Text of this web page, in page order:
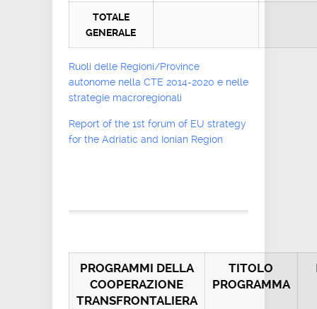
TOTALE
GENERALE
Ruoli delle Regioni/Province
autonome nella CTE 2014-2020 e nelle
strategie macroregionali
Report of the 1st forum of EU strategy
for the Adriatic and Ionian Region
PROGRAMMI DELLA
COOPERAZIONE
TRANSFRONTALIERA
TITOLO
PROGRAMMA